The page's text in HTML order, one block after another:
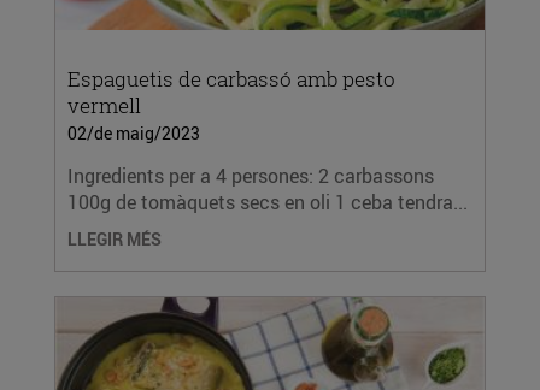
Espaguetis de carbassó amb pesto
vermell
02/de maig/2023
Ingredients per a 4 persones: 2 carbassons
100g de tomàquets secs en oli 1 ceba tendra...
LLEGIR MÉS